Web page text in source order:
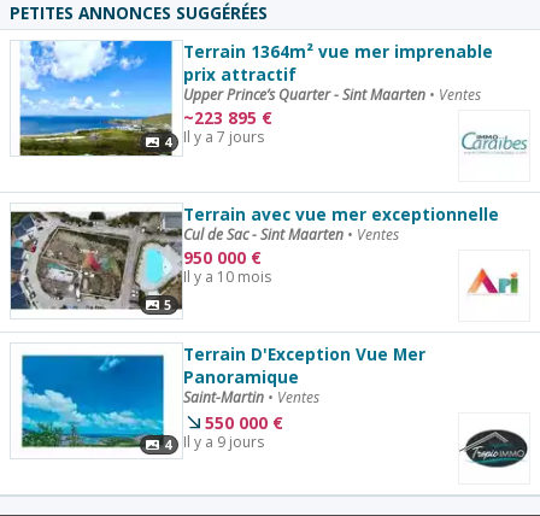
PETITES ANNONCES SUGGÉRÉES
4
Terrain 1364m² vue mer imprenable
prix attractif
Upper Prince’s Quarter - Sint Maarten • Ventes
~223 895 €
Il y a 7 jours
5
Terrain avec vue mer exceptionnelle
Cul de Sac - Sint Maarten • Ventes
950 000 €
Il y a 10 mois
4
Terrain D'Exception Vue Mer
Panoramique
Saint-Martin • Ventes
550 000 €
Il y a 9 jours